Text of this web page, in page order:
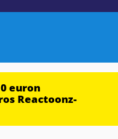
euron
Reactoonz-